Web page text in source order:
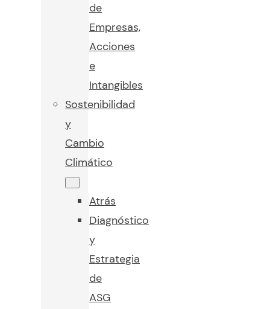
de
Empresas,
Acciones
e
Intangibles
Sostenibilidad
y
Cambio
Climático
Atrás
Diagnóstico
y
Estrategia
de
ASG